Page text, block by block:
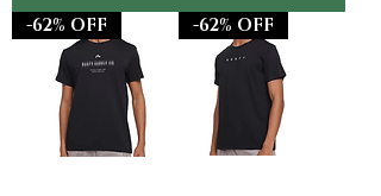
-62% OFF -62% OFF